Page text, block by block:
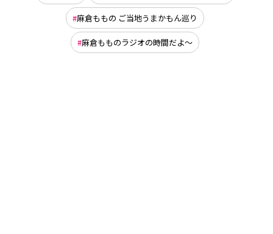
麻倉ももの ご当地うまかもん巡り
麻倉もものラジオの時間だよ～